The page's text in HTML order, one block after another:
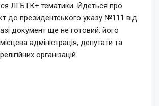
ЛГБТК+ тематики. Йдеться про
до президентського указу №111 від
документ ще не готовий: його
адміністрація, депутати та
організацій.